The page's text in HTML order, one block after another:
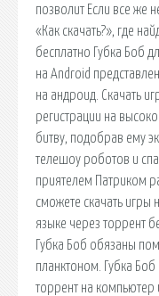
позволит Если все же
«Как скачать?», где
бесплатно Губка Боб
на Android
на андроид. Скачать
регистрации на
битву, подобрав ему
телешоу роботов и
приятелем Патриком
сможете скачать игры
языке через торрент
Губка Боб обязаны
планктоном. Губка
торрент на компьютер